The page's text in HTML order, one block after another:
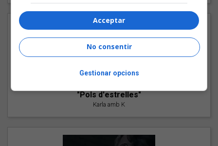
"Pols d'estrelles"
Karla amb K
Acceptar
No consentir
Gestionar opcions